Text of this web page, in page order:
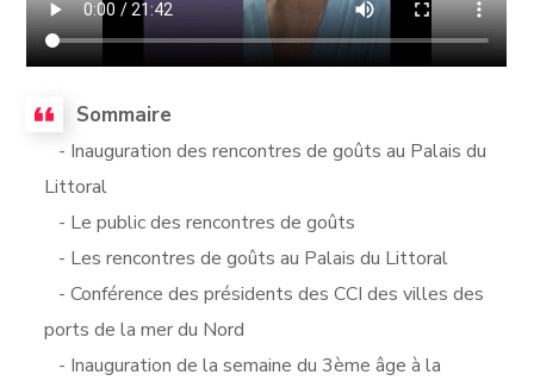
Sommaire
- Inauguration des rencontres de goûts au Palais du
Littoral
- Le public des rencontres de goûts
- Les rencontres de goûts au Palais du Littoral
- Conférence des présidents des CCI des villes des
ports de la mer du Nord
- Inauguration de la semaine du 3ème âge à la